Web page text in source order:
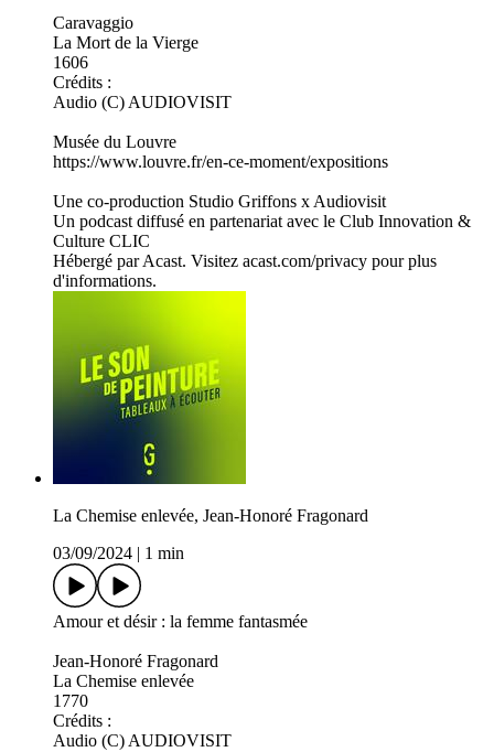
Caravaggio
La Mort de la Vierge
1606
Crédits :
Audio (C) AUDIOVISIT
Musée du Louvre
https://www.louvre.fr/en-ce-moment/expositions
Une co-production Studio Griffons x Audiovisit
Un podcast diffusé en partenariat avec le Club Innovation &
Culture CLIC
Hébergé par Acast. Visitez acast.com/privacy pour plus
d'informations.
La Chemise enlevée, Jean-Honoré Fragonard
03/09/2024
1 min
Amour et désir : la femme fantasmée
Jean-Honoré Fragonard
La Chemise enlevée
1770
Crédits :
Audio (C) AUDIOVISIT